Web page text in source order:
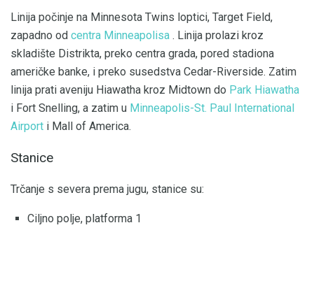
Linija počinje na Minnesota Twins loptici, Target Field,
zapadno od centra Minneapolisa . Linija prolazi kroz
skladište Distrikta, preko centra grada, pored stadiona
američke banke, i preko susedstva Cedar-Riverside. Zatim
linija prati aveniju Hiawatha kroz Midtown do Park Hiawatha
i Fort Snelling, a zatim u Minneapolis-St. Paul International
Airport i Mall of America.
Stanice
Trčanje s severa prema jugu, stanice su:
Ciljno polje, platforma 1